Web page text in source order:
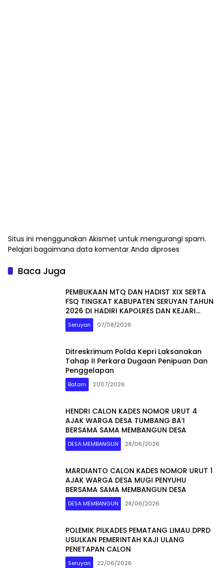
Situs ini menggunakan Akismet untuk mengurangi spam.
Pelajari bagaimana data komentar Anda diproses
Baca Juga
PEMBUKAAN MTQ DAN HADIST XIX SERTA
FSQ TINGKAT KABUPATEN SERUYAN TAHUN
2026 DI HADIRI KAPOLRES DAN KEJARI
SERUYAN
Seruyan 07/08/2026
Ditreskrimum Polda Kepri Laksanakan
Tahap II Perkara Dugaan Penipuan Dan
Penggelapan
Batam 21/07/2026
HENDRI CALON KADES NOMOR URUT 4
AJAK WARGA DESA TUMBANG BA’I
BERSAMA SAMA MEMBANGUN DESA
DESA MEMBANGUN 28/06/2026
MARDIANTO CALON KADES NOMOR URUT 1
AJAK WARGA DESA MUGI PENYUHU
BERSAMA SAMA MEMBANGUN DESA
DESA MEMBANGUN 28/06/2026
POLEMIK PILKADES PEMATANG LIMAU DPRD
USULKAN PEMERINTAH KAJI ULANG
PENETAPAN CALON
Seruyan 22/06/2026